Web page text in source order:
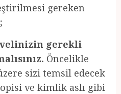
gereken
velinizin gerekli
Öncelikle
sizi temsil edecek
ve kimlik aslı gibi